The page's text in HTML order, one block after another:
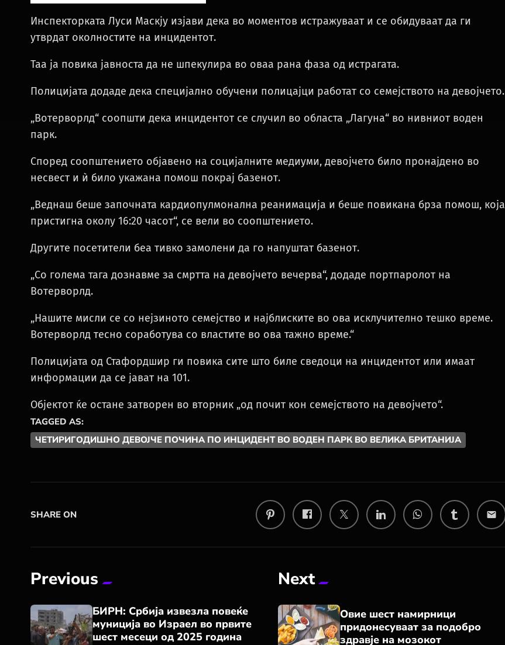
Инспекторката Луси Маскју изјави дека во моментов истражуваат и се обидуваат да ги
утврдат околностите на инцидентот.
Таа ја повика јавноста да не шпекулира во оваа рана фаза од истрагата.
Полицијата додаде дека специјално обучени полицајци работат со семејството на девојчето.
„Вотерворлд“ соопшти дека инцидентот се случил во областа „Лагуна“ во нивниот воден
парк.
Според соопштението објавено на социјалните медиуми, девојчето било пронајдено во
несвест и ѝ било укажана помош покрај базенот.
„Веднаш беше започната кардиопулмонална реанимација и беше повикана брза помош, која
пристигна околу 16:20 часот“, се вели во соопштението.
Другите посетители беа тивко замолени да го напуштат базенот.
„Со голема тага дознавме за смртта на девојчето вечерва“, додаде портпаролот на
Вотерворлд.
„Нашите мисли се со нејзиното семејство и најблиските во ова исклучително тешко време.
Вотерворлд тесно соработува со властите во ова тажно време.“
Полицијата од Стафордшир ги повика сите што биле сведоци на инцидентот или имаат
информации да се јават на 101.
Објектот ќе остане затворен во вторник „од почит кон семејството на девојчето“.
TAGGED AS:
ЧЕТИРИГОДИШНО ДЕВОЈЧЕ ПОЧИНА ПО ИНЦИДЕНТ ВО ВОДЕН ПАРК ВО ВЕЛИКА БРИТАНИЈА
SHARE ON email
Previous
БИРН: Србија извезла повеќе
муниција во Израел во првите
шест месеци од 2025 година
Next
Овие шест намирници
придонесуваат за подобро
здравје на мозокот